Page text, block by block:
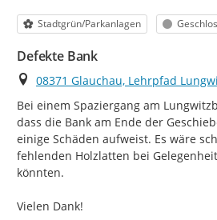
Kategorie
Stadtgrün/Parkanlagen Status
Defekte Bank
Ort
08371 Glauchau, Lehrpfad
Bei einem Spaziergang am
dass die Bank am Ende der
einige Schäden aufweist. Es wäre
fehlenden Holzlatten bei
könnten.
Vielen Dank!